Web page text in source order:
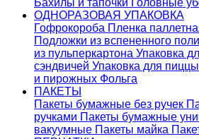
Бахилы и тапочки Головные
ОДНОРАЗОВАЯ УПАКОВКА
Гофрокороба Пленка
Подложки из вспененного
из пульперкартона Упаковка
сэндвичей Упаковка для пиццы
и пирожных Фольга
ПАКЕТЫ
Пакеты бумажные без ручек
ручками Пакеты бумажные
вакуумные Пакеты майка